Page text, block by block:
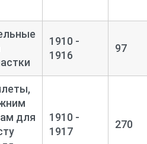
1910 -
1916
97
для
1910 -
1917
270